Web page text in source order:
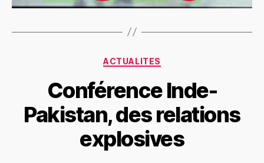
ACTUALITES
Conférence Inde-
Pakistan, des relations
explosives